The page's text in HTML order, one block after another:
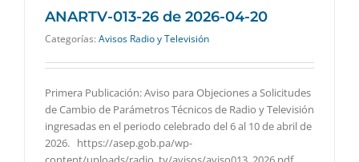
ANARTV-013-26 de 2026-04-20
Categorías: Avisos Radio y Televisión
Primera Publicación: Aviso para Objeciones a Solicitudes
de Cambio de Parámetros Técnicos de Radio y Televisión
ingresadas en el periodo celebrado del 6 al 10 de abril de
2026. https://asep.gob.pa/wp-